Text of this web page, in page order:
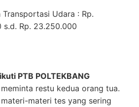
Transportasi Udara : Rp.
s.d. Rp. 23.250.000
PTB POLTEKBANG
restu kedua orang tua.
materi tes yang sering